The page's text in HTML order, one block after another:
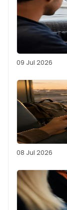
09 Jul 2026
08 Jul 2026